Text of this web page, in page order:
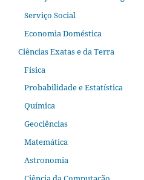
Serviço Social
Economia Doméstica
Ciências Exatas e da Terra
Física
Probabilidade e Estatística
Química
Geociências
Matemática
Astronomia